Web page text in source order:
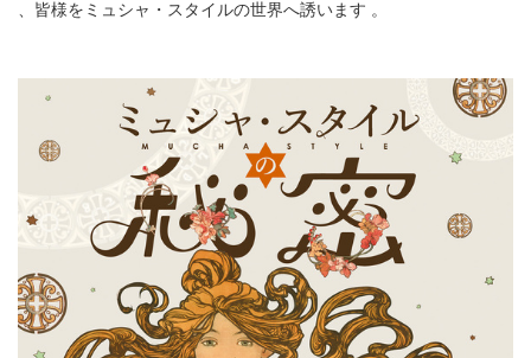
、皆様をミュシャ・スタイルの世界へ誘います 。